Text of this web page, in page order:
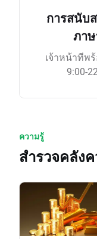
การสนับ
ภา
เจ้าหน้าทีพ
9:00-
ความรู้
สำรวจคลัง